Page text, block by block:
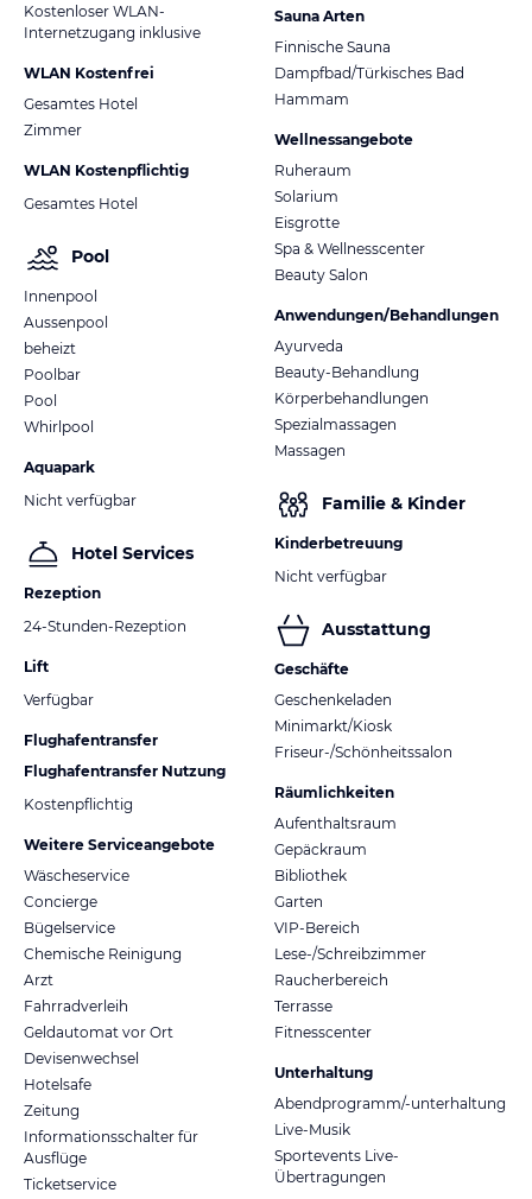
Kostenloser WLAN-
Internetzugang inklusive
WLAN Kostenfrei
Gesamtes Hotel
Zimmer
WLAN Kostenpflichtig
Gesamtes Hotel
Pool
Innenpool
Aussenpool
beheizt
Poolbar
Pool
Whirlpool
Aquapark
Nicht verfügbar
Hotel Services
Rezeption
24-Stunden-Rezeption
Lift
Verfügbar
Flughafentransfer
Flughafentransfer Nutzung
Kostenpflichtig
Weitere Serviceangebote
Wäscheservice
Concierge
Bügelservice
Chemische Reinigung
Arzt
Fahrradverleih
Geldautomat vor Ort
Devisenwechsel
Hotelsafe
Zeitung
Informationsschalter für
Ausflüge
Ticketservice
Sauna Arten
Finnische Sauna
Dampfbad/Türkisches Bad
Hammam
Wellnessangebote
Ruheraum
Solarium
Eisgrotte
Spa & Wellnesscenter
Beauty Salon
Anwendungen/Behandlungen
Ayurveda
Beauty-Behandlung
Körperbehandlungen
Spezialmassagen
Massagen
Familie & Kinder
Kinderbetreuung
Nicht verfügbar
Ausstattung
Geschäfte
Geschenkeladen
Minimarkt/Kiosk
Friseur-/Schönheitssalon
Räumlichkeiten
Aufenthaltsraum
Gepäckraum
Bibliothek
Garten
VIP-Bereich
Lese-/Schreibzimmer
Raucherbereich
Terrasse
Fitnesscenter
Unterhaltung
Abendprogramm/-unterhaltung
Live-Musik
Sportevents Live-
Übertragungen